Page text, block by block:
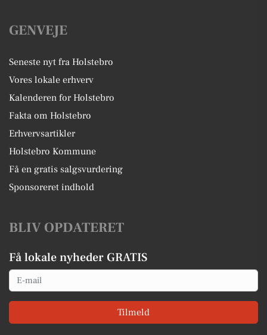
GENVEJE
Seneste nyt fra Holstebro
Vores lokale erhverv
Kalenderen for Holstebro
Fakta om Holstebro
Erhvervsartikler
Holstebro Kommune
Få en gratis salgsvurdering
Sponsoreret indhold
BLIV OPDATERET
Få lokale nyheder GRATIS
Email
Tilmeld